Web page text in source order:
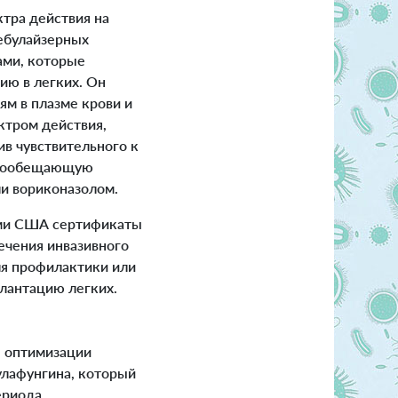
действия на
которые
в легких. Он
в плазме крови и
действия,
чувствительного к
вориконазолом.
США сертификаты
инвазивного
профилактики или
легких.
который